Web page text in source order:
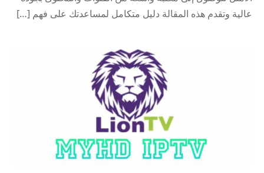
عالية وتقدم هذه المقالة دليل متكامل لمساعدتك على فهم […]